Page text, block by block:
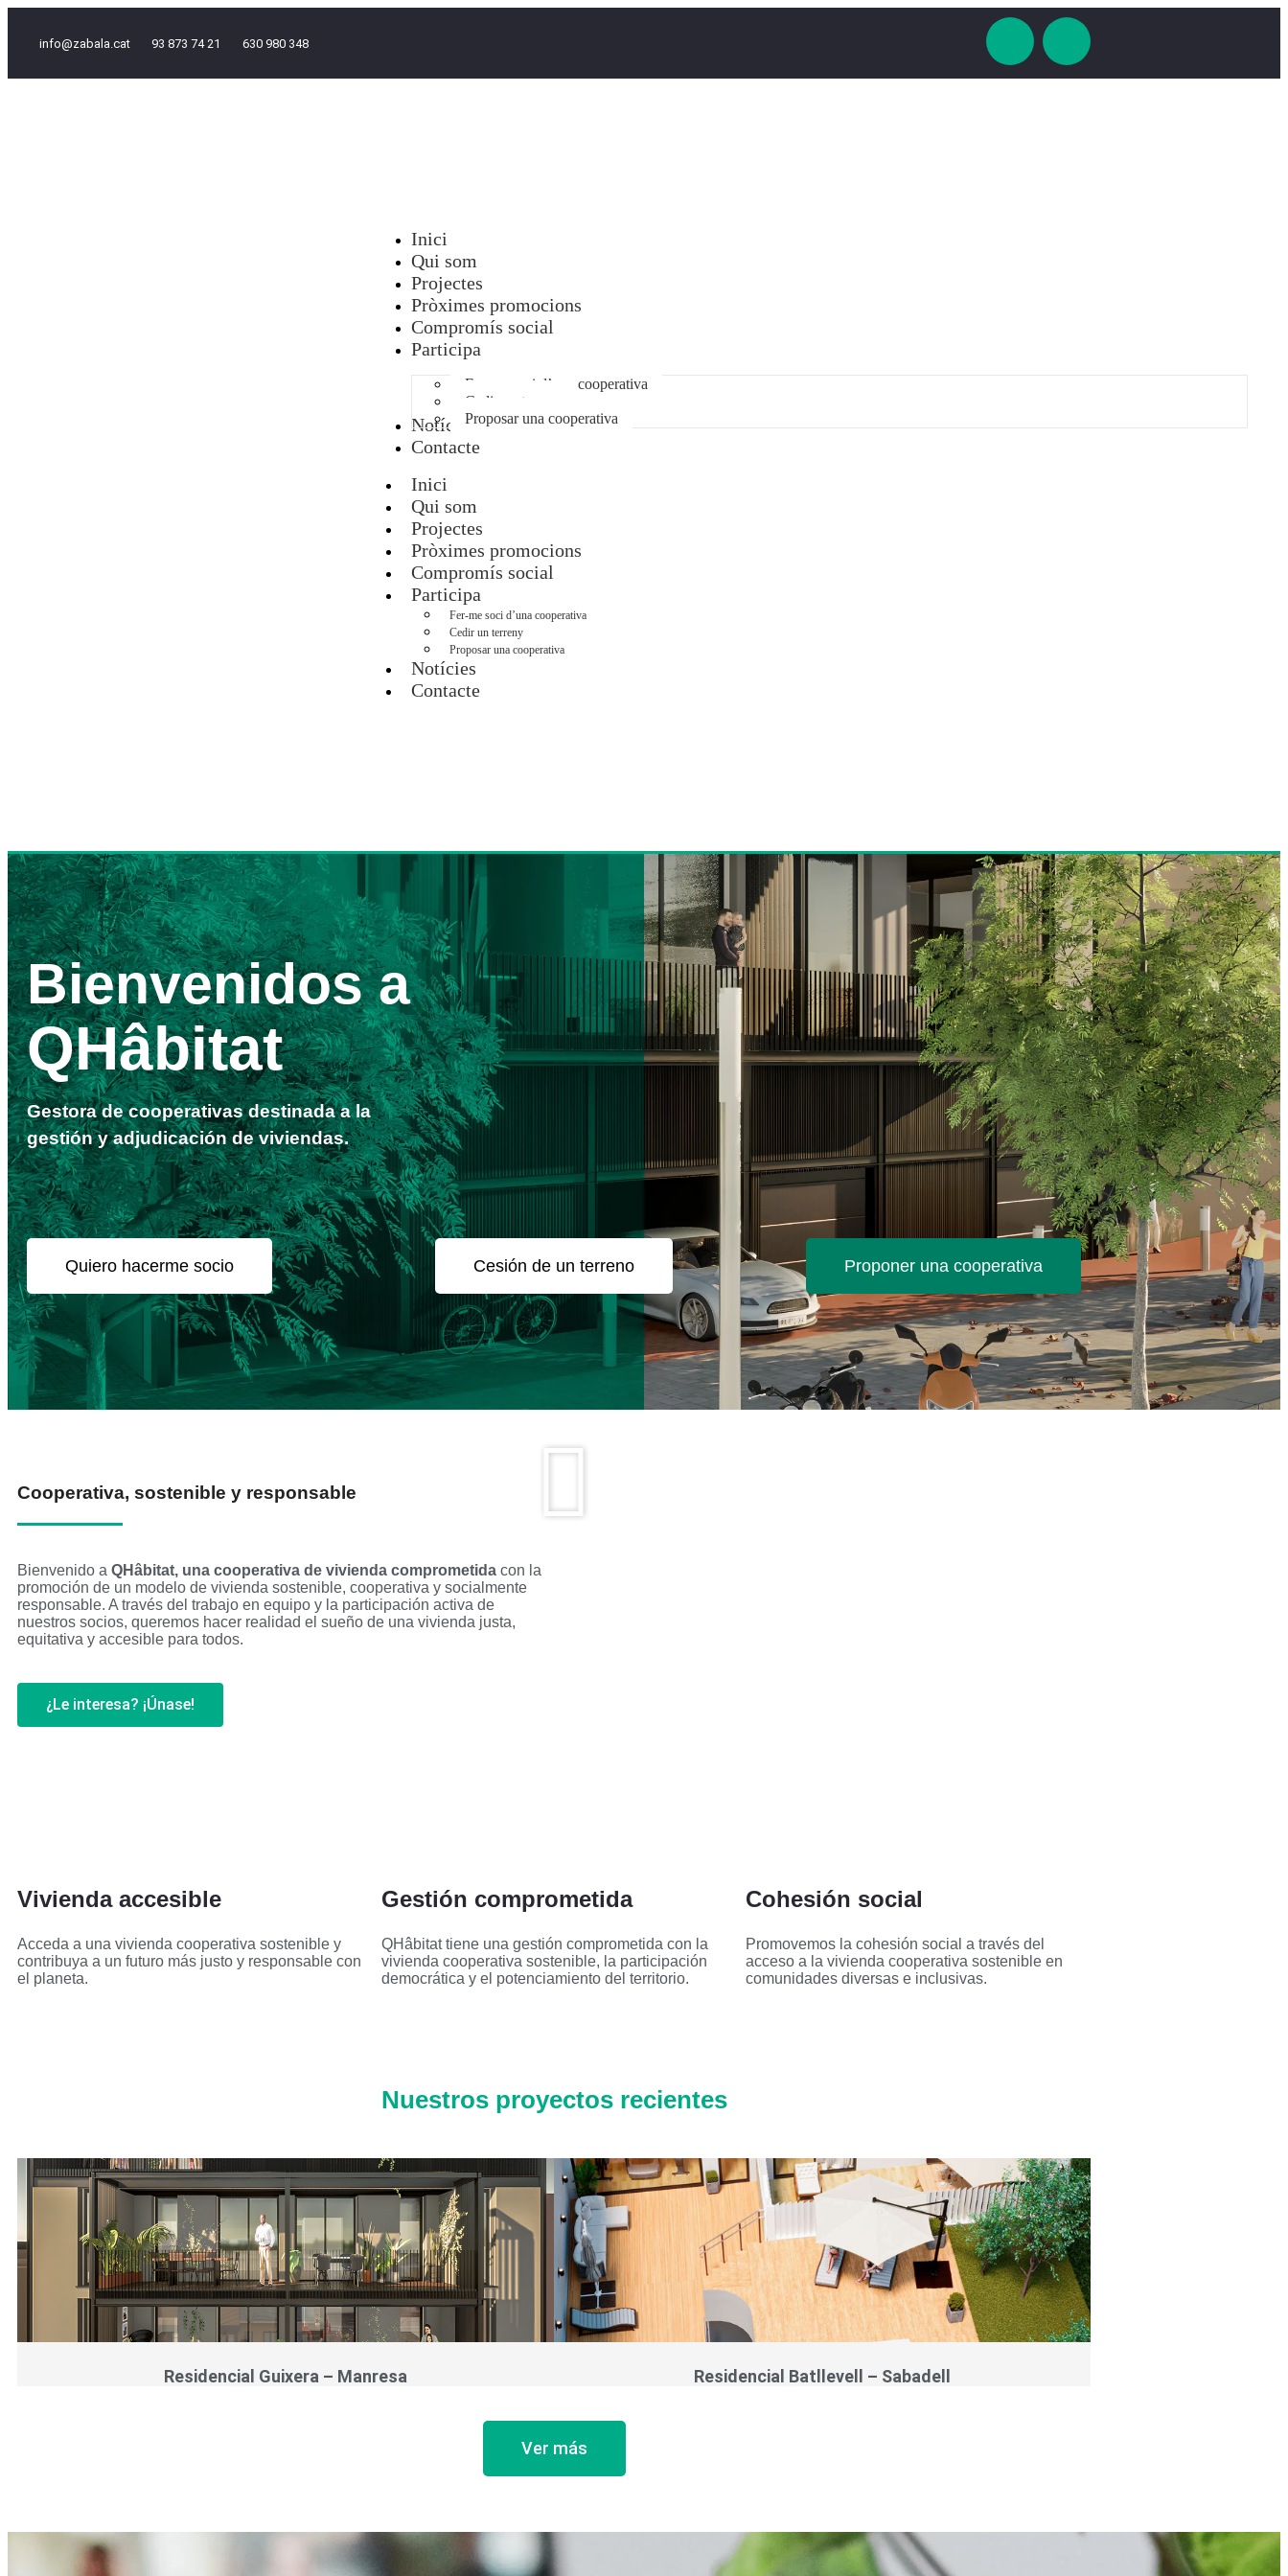
info@zabala.cat 93 873 74 21 630 980 348
Inici
Qui som
Projectes
Pròximes promocions
Compromís social
Participa
Fer-me soci d’una cooperativa
Cedir un terreny
Proposar una cooperativa
Notícies
Contacte
Inici
Qui som
Projectes
Pròximes promocions
Compromís social
Participa
Fer-me soci d’una cooperativa
Cedir un terreny
Proposar una cooperativa
Notícies
Contacte
Bienvenidos a
QHâbitat
Gestora de cooperativas destinada a la
gestión y adjudicación de viviendas.
Quiero hacerme socio Cesión de un terreno Proponer una cooperativa
Cooperativa, sostenible y responsable
Bienvenido a QHâbitat, una cooperativa de vivienda comprometida con la
promoción de un modelo de vivienda sostenible, cooperativa y socialmente
responsable. A través del trabajo en equipo y la participación activa de
nuestros socios, queremos hacer realidad el sueño de una vivienda justa,
equitativa y accesible para todos.
¿Le interesa? ¡Únase!
Vivienda accesible
Acceda a una vivienda cooperativa sostenible y
contribuya a un futuro más justo y responsable con
el planeta.
Gestión comprometida
QHâbitat tiene una gestión comprometida con la
vivienda cooperativa sostenible, la participación
democrática y el potenciamiento del territorio.
Cohesión social
Promovemos la cohesión social a través del
acceso a la vivienda cooperativa sostenible en
comunidades diversas e inclusivas.
Nuestros proyectos recientes
Residencial Guixera – Manresa Residencial Batllevell – Sabadell
Ver más